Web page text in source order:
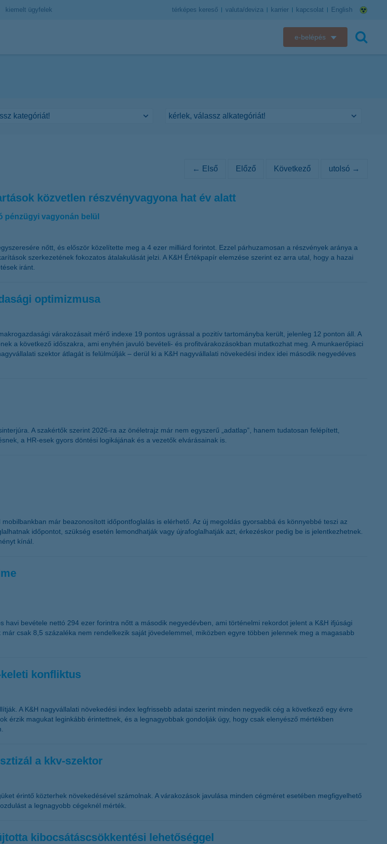
kiemelt ügyfelek térképes kereső valuta/deviza karrier kapcsolat English
e-belépés
← Első Előző Következő utolsó →
közvetlen részvényvagyona hat év alatt
pénzügyi vagyonán belül
nőtt, és először közelítette meg a 4 ezer milliárd forintot. Ezzel párhuzamosan a részvények aránya a
szerkezetének fokozatos átalakulását jelzi. A K&H Értékpapír elemzése szerint ez arra utal, hogy a hazai
iránt.
optimizmusa
várakozásait mérő indexe 19 pontos ugrással a pozitív tartományba került, jelenleg 12 ponton áll. A
a következő időszakra, ami enyhén javuló bevételi- és profitvárakozásokban mutatkozhat meg. A munkaerőpiaci
szektor átlagát is felülmúlják – derül ki a K&H nagyvállalati növekedési index idei második negyedéves
A szakértők szerint 2026-ra az önéletrajz már nem egyszerű „adatlap”, hanem tudatosan felépített,
a HR-esek gyors döntési logikájának és a vezetők elvárásainak is.
már beazonosított időpontfoglalás is elérhető. Az új megoldás gyorsabbá és könnyebbé teszi az
időpontot, szükség esetén lemondhatják vagy újrafoglalhatják azt, érkezéskor pedig be is jelentkezhetnek.
kínál.
bevétele nettó 294 ezer forintra nőtt a második negyedévben, ami történelmi rekordot jelent a K&H ifjúsági
csak 8,5 százaléka nem rendelkezik saját jövedelemmel, miközben egyre többen jelennek meg a magasabb
konfliktus
A K&H nagyvállalati növekedési index legfrissebb adatai szerint minden negyedik cég a következő egy évre
érzik magukat leginkább érintettnek, és a legnagyobbak gondolják úgy, hogy csak elenyésző mértékben
a kkv-szektor
érintő közterhek növekedésével számolnak. A várakozások javulása minden cégméret esetében megfigyelhető
a legnagyobb cégeknél mérték.
kibocsátáscsökkentési lehetőséggel